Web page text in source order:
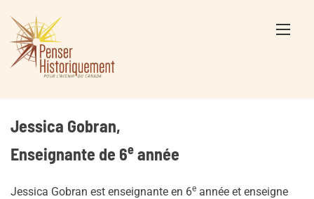
content
Jessica Gobran,
Enseignante de 6e année
Jessica Gobran est enseignante en 6e année et enseigne